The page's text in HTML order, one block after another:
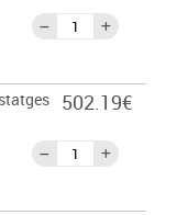
502.19€